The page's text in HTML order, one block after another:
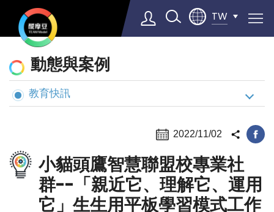
TW
▼
態
與
案
動態與案例
教育快訊
2022/11/02
小貓頭鷹智慧聯盟校專業社
群--「親近它、理解它、運用
它」生生用平板學習模式工作